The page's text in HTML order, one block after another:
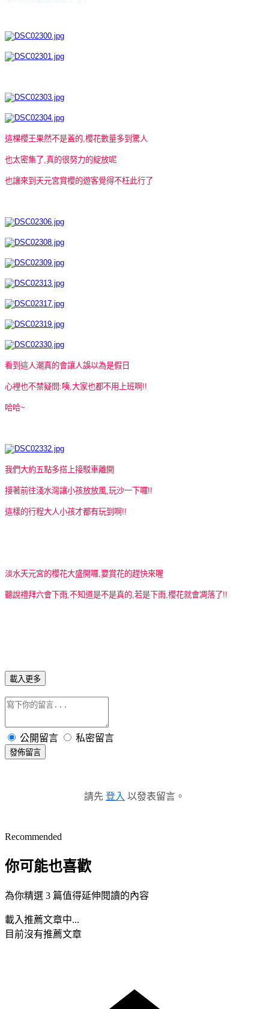
這棵櫻王果然不是蓋的,櫻花數量多到驚人
也太密集了,真的很努力的綻放呢
也讓來到天元宮賞櫻的遊客覺得不枉此行了
看到這人潮真的會讓人誤以為是假日
心裡也不禁疑問:咦,大家也都不用上班啊!!
哈哈~
我們大約五點多搭上接駁車離開
接著前往淺水灣讓小孩放放風,玩沙一下囉!!
這樣的行程大人小孩才都有玩到啊!!
淡水天元宮的櫻花大盛開囉,要賞花的趕快來喔
聽說禮拜六會下雨,不知道是不是真的,若是下雨,櫻花就會凋落了!!
載入更多
公開留言 私密留言
發佈留言
請先 登入 以發表留言。
Recommended
你可能也喜歡
為你精選 3 篇值得延伸閱讀的內容
載入推薦文章中...
目前沒有推薦文章